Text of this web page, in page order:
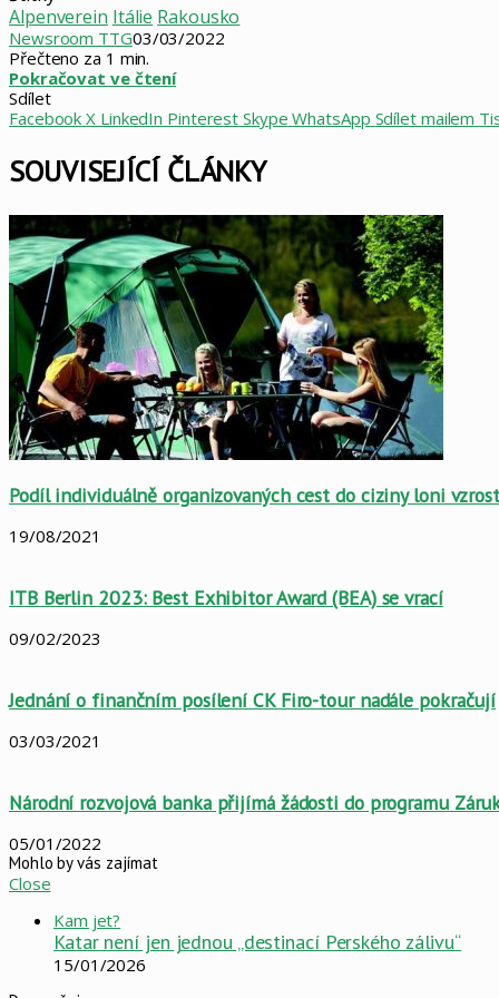
Alpenverein Itálie Rakousko
Newsroom TTG03/03/2022
Přečteno za 1 min.
Pokračovat ve čtení
Sdílet
Facebook X LinkedIn Pinterest Skype WhatsApp Sdílet mailem
SOUVISEJÍCÍ ČLÁNKY
Podíl individuálně organizovaných cest do ciziny loni
19/08/2021
ITB Berlin 2023: Best Exhibitor Award (BEA) se vrací
09/02/2023
Jednání o finančním posílení CK Firo-tour nadále pokračují
03/03/2021
Národní rozvojová banka přijímá žádosti do programu
05/01/2022
Mohlo by vás zajímat
Close
Kam jet?
Katar není jen jednou „destinací Perského zálivu“
15/01/2026